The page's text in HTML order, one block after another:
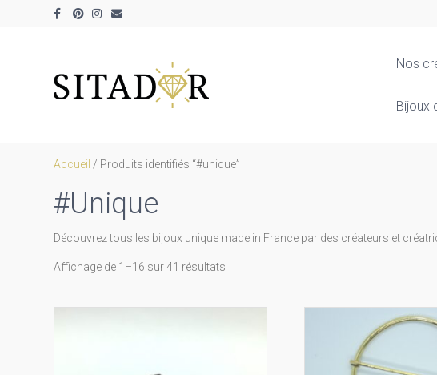
Facebook
PinterestInstagram
Email
Nos
Bijoux
Accueil / Produits identifiés “#unique”
#unique
Découvrez tous les bijoux unique made in France par des créateurs et
Affichage de 1–16 sur 41 résultats